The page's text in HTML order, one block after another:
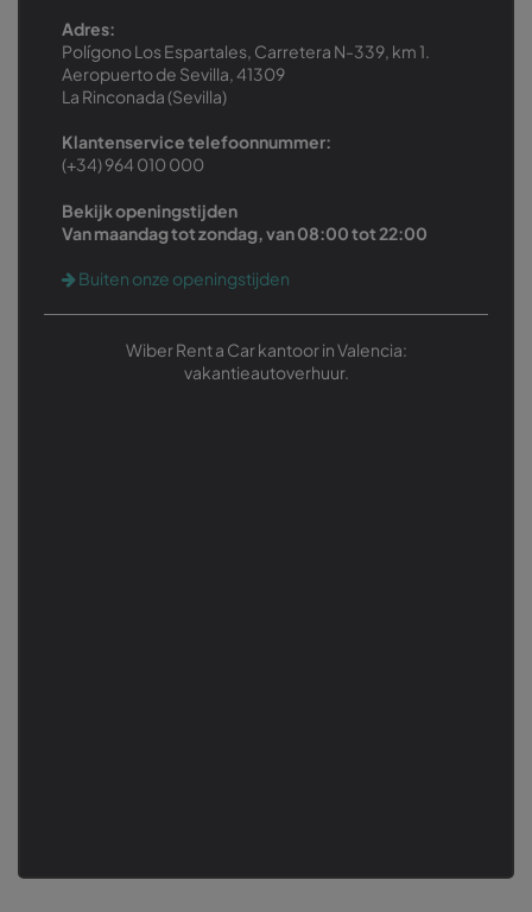
Adres:
Polígono Los Espartales, Carretera N-339, km 1.
Aeropuerto de Sevilla, 41309
La Rinconada (Sevilla)
Klantenservice telefoonnummer:
(+34) 964 010 000
Bekijk openingstijden
Van maandag tot zondag, van 08:00 tot 22:00
Buiten onze openingstijden
Wiber Rent a Car kantoor in Valencia:
vakantieautoverhuur.